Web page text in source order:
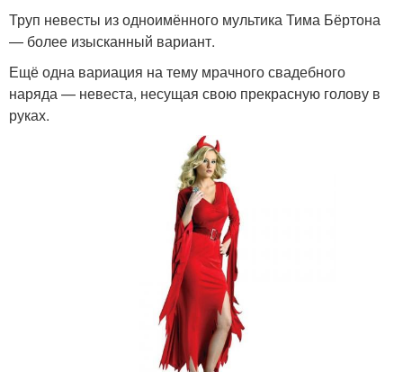
Труп невесты из одноимённого мультика Тима Бёртона
— более изысканный вариант.
Ещё одна вариация на тему мрачного свадебного
наряда — невеста, несущая свою прекрасную голову в
руках.